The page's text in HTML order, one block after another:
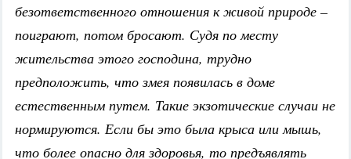
безответственного отношения к живой природе –
поиграют, потом бросают. Судя по месту
жительства этого господина, трудно
предположить, что змея появилась в доме
естественным путем. Такие экзотические случаи не
нормируются. Если бы это была крыса или мышь,
что более опасно для здоровья, то предъявлять